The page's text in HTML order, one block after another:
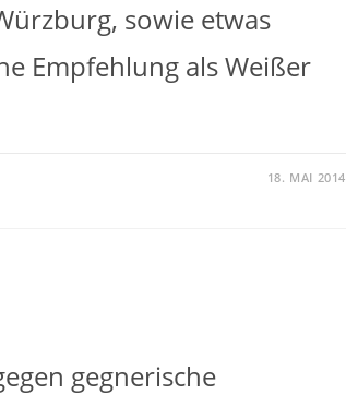
sowie etwas
Empfehlung als Weißer
18. MAI 2014
gegnerische